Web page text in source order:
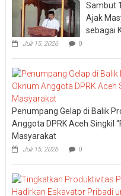
Sambut
Ajak
sebagai
Juli 15, 2026 0
Penumpang Gelap di Balik
Anggota DPRK Aceh Singkil
Masyarakat
Juli 15, 2026 0